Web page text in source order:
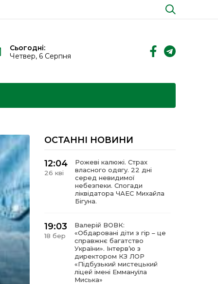
Сьогодні:
Четвер, 6 Серпня
ОСТАННІ НОВИНИ
12:04
26 кві
Рожеві калюжі. Страх
власного одягу. 22 дні
серед невидимої
небезпеки. Спогади
ліквідатора ЧАЕС Михайла
Бігуна.
19:03
18 бер
Валерій ВОВК:
«Обдаровані діти з гір – це
справжнє багатство
України». Інтервʼю з
директором КЗ ЛОР
«Підбузький мистецький
ліцей імені Еммануїла
Миська»